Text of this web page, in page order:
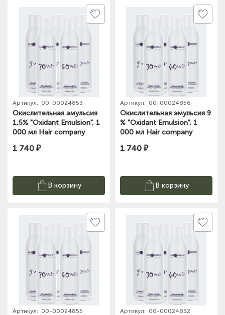
Артикул: 00-00024853
Окислительная эмульсия
1,5% "Oxidant Emulsion", 1
000 мл Hair company
1 740 ₽
В корзину
Артикул: 00-00024856
Окислительная эмульсия 9
% "Oxidant Emulsion", 1
000 мл Hair company
1 740 ₽
В корзину
Артикул: 00-00024855 Артикул: 00-00024852